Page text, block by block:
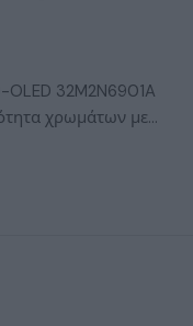
32M2N6901A
χρωμάτων με…